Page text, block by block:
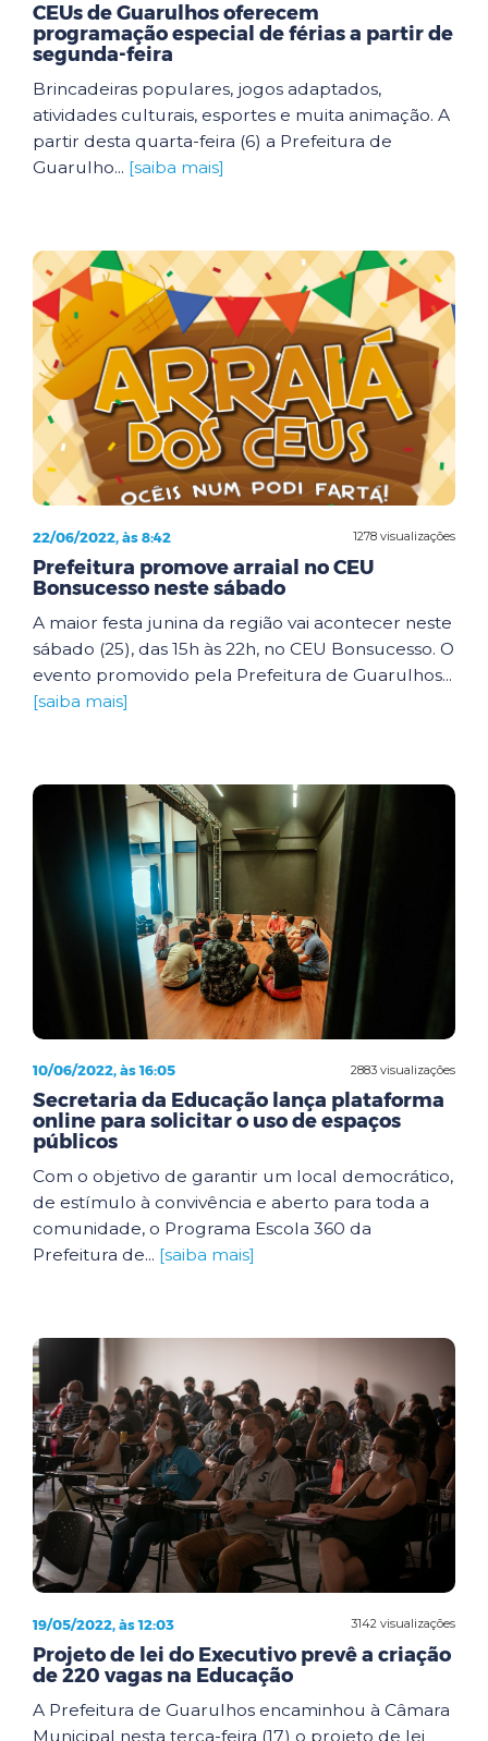
CEUs de Guarulhos oferecem
programação especial de férias a partir de
segunda-feira
Brincadeiras populares, jogos adaptados,
atividades culturais, esportes e muita animação. A
partir desta quarta-feira (6) a Prefeitura de
Guarulho... [saiba mais]
1278 visualizações
22/06/2022, às 8:42
Prefeitura promove arraial no CEU
Bonsucesso neste sábado
A maior festa junina da região vai acontecer neste
sábado (25), das 15h às 22h, no CEU Bonsucesso. O
evento promovido pela Prefeitura de Guarulhos...
[saiba mais]
2883 visualizações
10/06/2022, às 16:05
Secretaria da Educação lança plataforma
online para solicitar o uso de espaços
públicos
Com o objetivo de garantir um local democrático,
de estímulo à convivência e aberto para toda a
comunidade, o Programa Escola 360 da
Prefeitura de... [saiba mais]
3142 visualizações
19/05/2022, às 12:03
Projeto de lei do Executivo prevê a criação
de 220 vagas na Educação
A Prefeitura de Guarulhos encaminhou à Câmara
Municipal nesta terça-feira (17) o projeto de lei